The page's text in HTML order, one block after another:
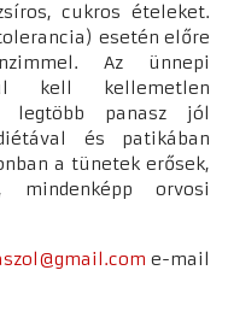
cukros ételeket.
esetén előre
Az ünnepi
kell kellemetlen
legtöbb panasz jól
és patikában
a tünetek erősek,
mindenképp orvosi
e-mail